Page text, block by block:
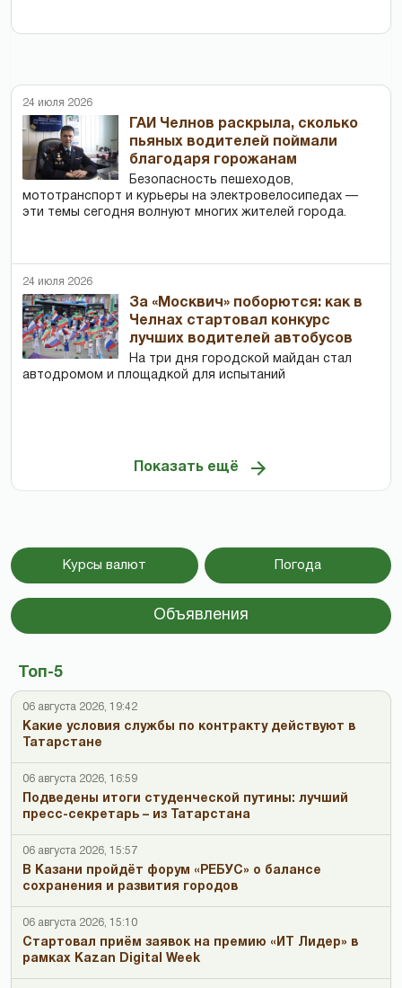
24 июля 2026
ГАИ Челнов раскрыла, сколько
пьяных водителей поймали
благодаря горожанам
Безопасность пешеходов,
мототранспорт и курьеры на электровелосипедах —
эти темы сегодня волнуют многих жителей города.
24 июля 2026
За «Москвич» поборются: как в
Челнах стартовал конкурс
лучших водителей автобусов
На три дня городской майдан стал
автодромом и площадкой для испытаний
Показать ещё
Курсы валют Погода
Объявления
Топ-5
06 августа 2026, 19:42
Какие условия службы по контракту действуют в
Татарстане
06 августа 2026, 16:59
Подведены итоги студенческой путины: лучший
пресс-секретарь – из Татарстана
06 августа 2026, 15:57
В Казани пройдёт форум «РЕБУС» о балансе
сохранения и развития городов
06 августа 2026, 15:10
Стартовал приём заявок на премию «ИТ Лидер» в
рамках Kazan Digital Week